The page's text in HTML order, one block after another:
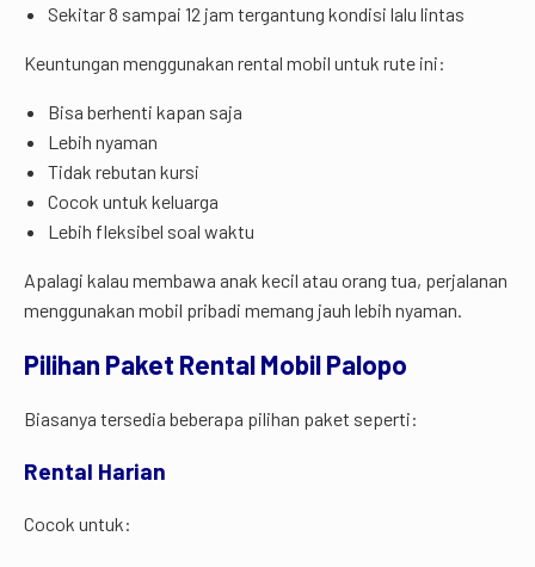
Sekitar 8 sampai 12 jam tergantung kondisi lalu lintas
Keuntungan menggunakan rental mobil untuk rute ini:
Bisa berhenti kapan saja
Lebih nyaman
Tidak rebutan kursi
Cocok untuk keluarga
Lebih fleksibel soal waktu
Apalagi kalau membawa anak kecil atau orang tua, perjalanan
menggunakan mobil pribadi memang jauh lebih nyaman.
Pilihan Paket Rental Mobil Palopo
Biasanya tersedia beberapa pilihan paket seperti:
Rental Harian
Cocok untuk: